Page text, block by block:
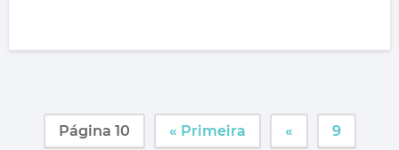
Página 10 « Primeira « 9